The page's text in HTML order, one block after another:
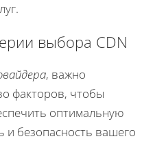
выбора CDN
, важно
факторов, чтобы
оптимальную
и безопасность вашего